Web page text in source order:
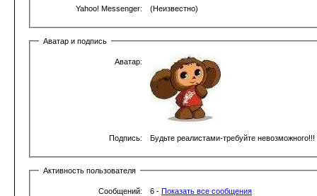
Yahoo! Messenger:
(Неизвестно)
Аватар и подпись
Аватар:
Подпись: Будьте реалистами-требуйте невозможного!!!
Активность пользователя
Сообщений: 6 - Показать все сообщения